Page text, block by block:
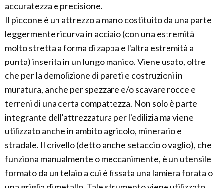
accuratezza e precisione.
Il piccone è un attrezzo a mano costituito da una parte
leggermente ricurva in acciaio (con una estremità
molto stretta a forma di zappa e l'altra estremità a
punta) inserita in un lungo manico. Viene usato, oltre
che per la demolizione di pareti e costruzioni in
muratura, anche per spezzare e/o scavare rocce e
terreni di una certa compattezza. Non solo è parte
integrante dell'attrezzatura per l'edilizia ma viene
utilizzato anche in ambito agricolo, minerario e
stradale. Il crivello (detto anche setaccio o vaglio), che
funziona manualmente o meccanimente, è un utensile
formato da un telaio a cui è fissata una lamiera forata o